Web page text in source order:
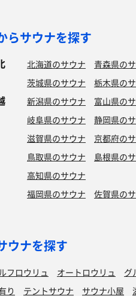
らサウナを探す
北海道のサウナ 青森県の
茨城県のサウナ 栃木県の
新潟県のサウナ 富山県の
岐阜県のサウナ 静岡県の
滋賀県のサウナ 京都府の
鳥取県のサウナ 島根県の
高知県のサウナ
福岡県のサウナ 佐賀県の
ウナを探す
フロウリュ オートロウリュ グ
り
テントサウナ サウナ小屋